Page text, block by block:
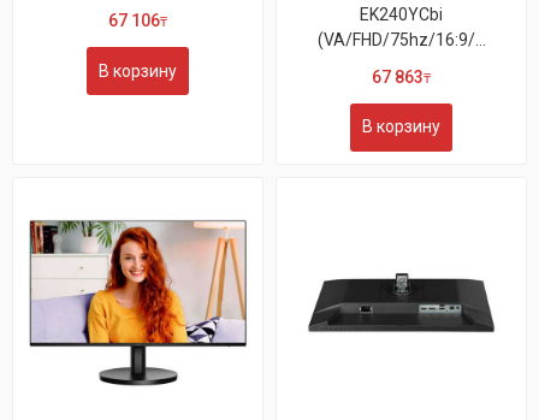
67 106₸
В корзину
EK240YCbi
(VA/FHD/75hz/16:9/...
67 863₸
В корзину